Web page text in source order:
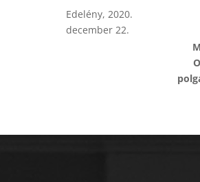
Edelény, 2020.
december 22.